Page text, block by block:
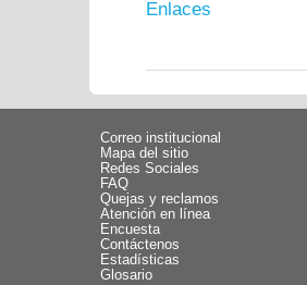
Enlaces
Correo institucional
Mapa del sitio
Redes Sociales
FAQ
Quejas y reclamos
Atención en línea
Encuesta
Contáctenos
Estadísticas
Glosario